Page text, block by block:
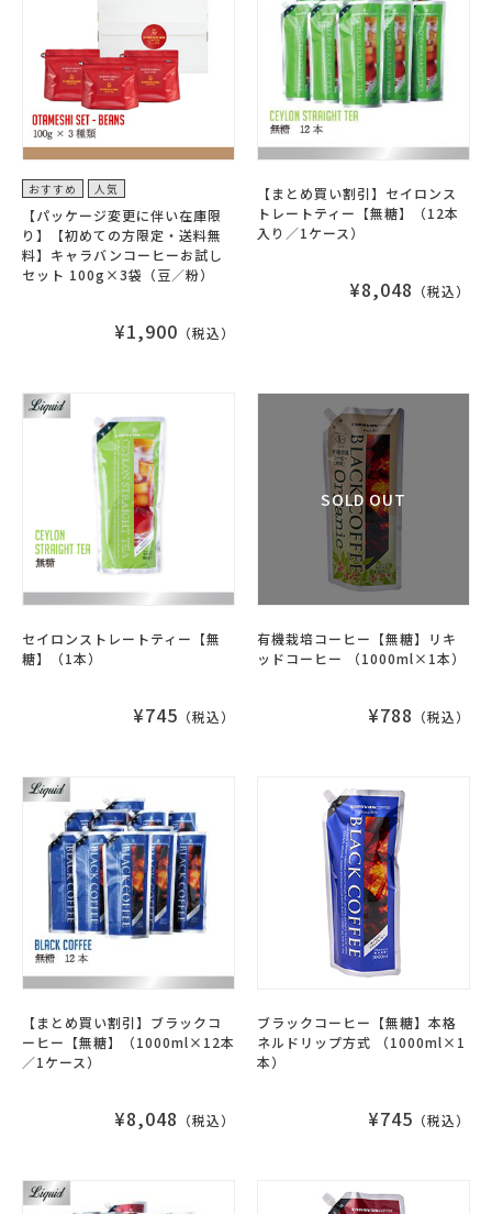
おすすめ 人気
【パッケージ変更に伴い在庫限
り】【初めての方限定・送料無
料】キャラバンコーヒーお試し
セット 100g×3袋（豆／粉）
¥1,900 （税込）
【まとめ買い割引】セイロンス
トレートティー【無糖】（12本
入り／1ケース）
¥8,048 （税込）
セイロンストレートティー【無
糖】（1本）
¥745 （税込）
有機栽培コーヒー【無糖】リキ
ッドコーヒー （1000ml×1本）
¥788 （税込）
【まとめ買い割引】ブラックコ
ーヒー【無糖】（1000ml×12本
／1ケース）
¥8,048 （税込）
ブラックコーヒー【無糖】本格
ネルドリップ方式 （1000ml×1
本）
¥745 （税込）